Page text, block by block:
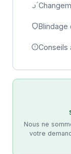
Blindage
Conseils
Nous ne
votre